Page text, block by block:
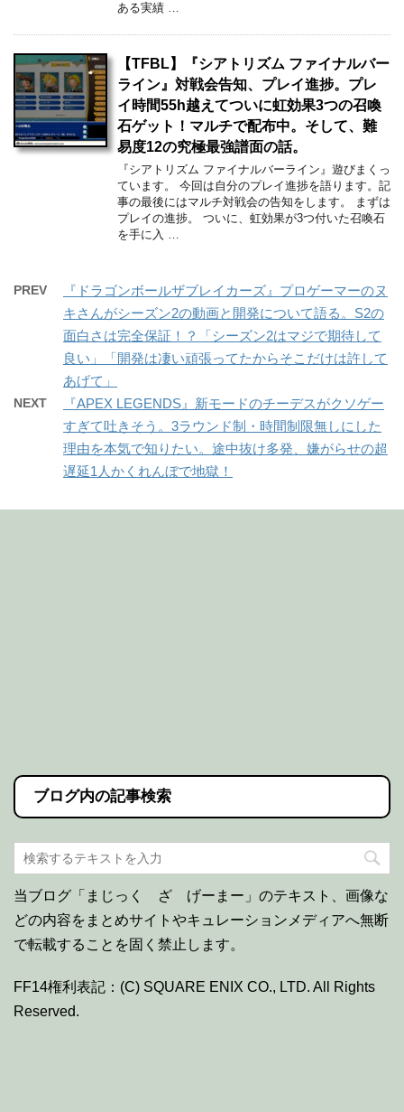
ある実績 …
【TFBL】『シアトリズム ファイナルバー
ライン』対戦会告知、プレイ進捗。プレ
イ時間55h越えてついに虹効果3つの召喚
石ゲット！マルチで配布中。そして、難
易度12の究極最強譜面の話。
『シアトリズム ファイナルバーライン』遊びまくっ
ています。 今回は自分のプレイ進捗を語ります。記
事の最後にはマルチ対戦会の告知をします。 まずは
プレイの進捗。 ついに、虹効果が3つ付いた召喚石
を手に入 …
PREV
『ドラゴンボールザブレイカーズ』プロゲーマーのヌ
キさんがシーズン2の動画と開発について語る。S2の
面白さは完全保証！？「シーズン2はマジで期待して
良い」「開発は凄い頑張ってたからそこだけは許して
あげて」
NEXT
『APEX LEGENDS』新モードのチーデスがクソゲー
すぎて吐きそう。3ラウンド制・時間制限無しにした
理由を本気で知りたい。途中抜け多発、嫌がらせの超
遅延1人かくれんぼで地獄！
ブログ内の記事検索
当ブログ「まじっく ざ げーまー」のテキスト、画像な
どの内容をまとめサイトやキュレーションメディアへ無断
で転載することを固く禁止します。
FF14権利表記：(C) SQUARE ENIX CO., LTD. All Rights
Reserved.